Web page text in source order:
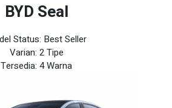
BYD Seal
Status: Best Seller
Varian: 2 Tipe
Tersedia: 4 Warna